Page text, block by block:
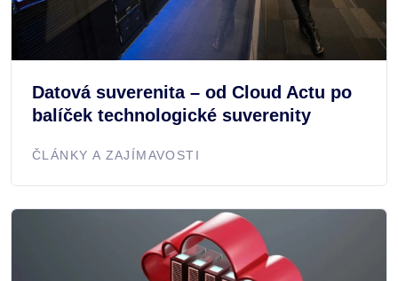
Datová suverenita – od Cloud Actu po
balíček technologické suverenity
ČLÁNKY A ZAJÍMAVOSTI